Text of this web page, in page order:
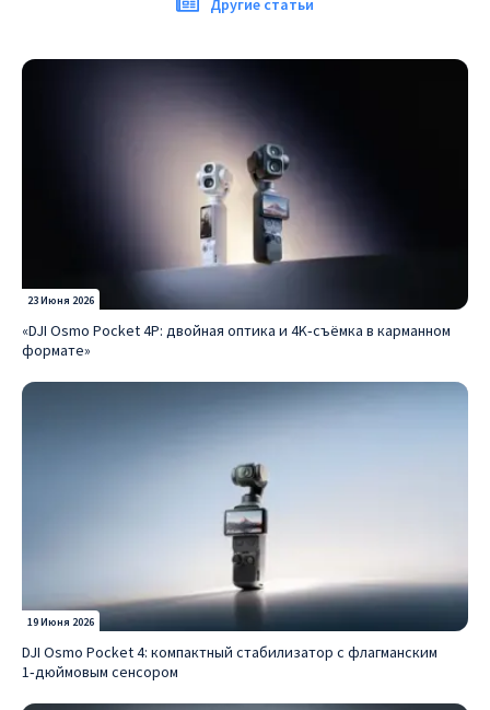
Другие статьи
23 Июня 2026
«DJI Osmo Pocket 4P: двойная оптика и 4K‑съёмка в карманном
формате»
19 Июня 2026
DJI Osmo Pocket 4: компактный стабилизатор с флагманским
1‑дюймовым сенсором